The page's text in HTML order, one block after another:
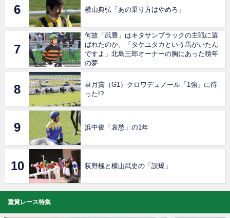
横山典弘「あの乗り方はやめろ」
何故「武豊」はキタサンブラックの主戦に選
ばれたのか。「タケユタカという馬がいたん
ですよ」北島三郎オーナーの胸にあった積年
の夢
皐月賞（G1）クロワデュノール「1強」に待
った!?
浜中俊「哀愁」の1年
荻野極と横山武史の「誤爆」
重賞レース特集